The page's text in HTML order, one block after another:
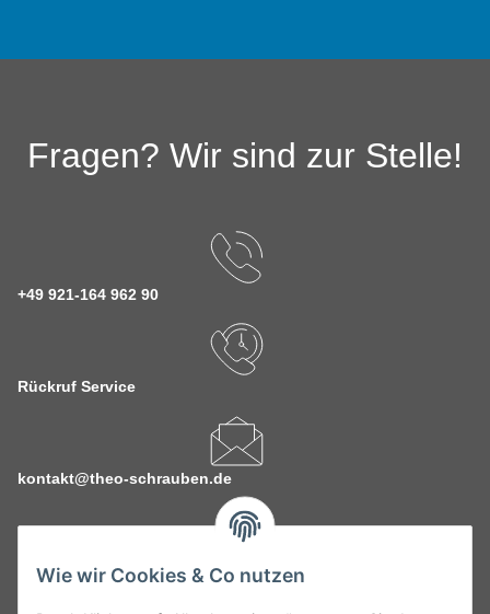
Wie wir Cookies & Co nutzen
Fragen? Wir sind zur Stelle!
+49 921-164 962 90
Rückruf Service
kontakt@theo-schrauben.de